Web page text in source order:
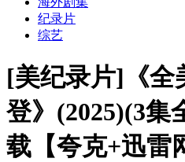
纪录片
综艺
[美纪录片]《全
登》(2025)(3集
载【夸克+迅雷